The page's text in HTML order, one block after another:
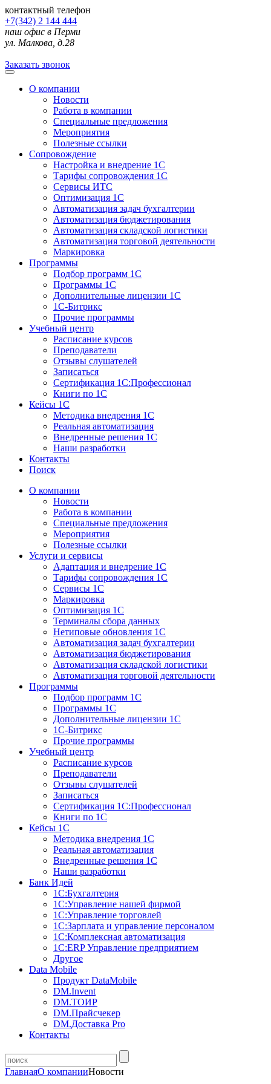
контактный телефон
+7(342) 2 144 444
наш офис в Перми
ул. Малкова, д.28
Заказать звонок
О компании
Новости
Работа в компании
Специальные предложения
Мероприятия
Полезные ссылки
Сопровождение
Настройка и внедрение 1С
Тарифы сопровождения 1С
Сервисы ИТС
Оптимизация 1С
Автоматизация задач бухгалтерии
Автоматизация бюджетирования
Автоматизация складской логистики
Автоматизация торговой деятельности
Маркировка
Программы
Подбор программ 1С
Программы 1С
Дополнительные лицензии 1С
1С-Битрикс
Прочие программы
Учебный центр
Расписание курсов
Преподаватели
Отзывы слушателей
Записаться
Сертификация 1С:Профессионал
Книги по 1С
Кейсы 1С
Методика внедрения 1С
Реальная автоматизация
Внедренные решения 1С
Наши разработки
Контакты
Поиск
О компании
Новости
Работа в компании
Специальные предложения
Мероприятия
Полезные ссылки
Услуги и сервисы
Адаптация и внедрение 1С
Тарифы сопровождения 1С
Сервисы 1С
Маркировка
Оптимизация 1С
Терминалы сбора данных
Нетиповые обновления 1С
Автоматизация задач бухгалтерии
Автоматизация бюджетирования
Автоматизация складской логистики
Автоматизация торговой деятельности
Программы
Подбор программ 1С
Программы 1С
Дополнительные лицензии 1С
1С-Битрикс
Прочие программы
Учебный центр
Расписание курсов
Преподаватели
Отзывы слушателей
Записаться
Сертификация 1С:Профессионал
Книги по 1С
Кейсы 1С
Методика внедрения 1С
Реальная автоматизация
Внедренные решения 1С
Наши разработки
Банк Идей
1С:Бухгалтерия
1С:Управление нашей фирмой
1С:Управление торговлей
1С:Зарплата и управление персоналом
1С:Комплексная автоматизация
1С:ERP Управление предприятием
Другое
Data Mobile
Продукт DataMobile
DM.Invent
DM.ТОИР
DM.Прайсчекер
DM.Доставка Pro
Контакты
ГлавнаяО компанииНовости